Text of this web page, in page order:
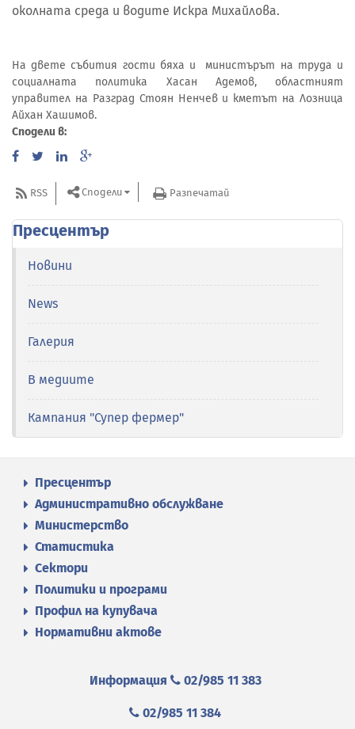
околната среда и водите Искра Михайлова.
На двете събития гости бяха и министърът на труда и
социалната политика Хасан Адемов, областният
управител на Разград Стоян Ненчев и кметът на Лозница
Айхан Хашимов.
Сподели в:
RSS Сподели Разпечатай
Пресцентър
Новини
News
Галерия
В медиите
Кампания "Супер фермер"
Пресцентър
Административно обслужване
Министерство
Статистика
Сектори
Политики и програми
Профил на купувача
Нормативни актове
Информация 02/985 11 383
02/985 11 384